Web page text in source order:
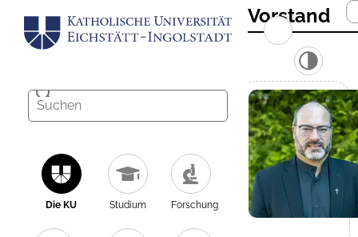
Die KU Studium Forschung
Vorstand